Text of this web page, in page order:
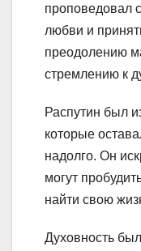
проповедовал
любви и
преодолению
стремлению к
Распутин был
которые
надолго. Он
могут
найти свою
Духовность